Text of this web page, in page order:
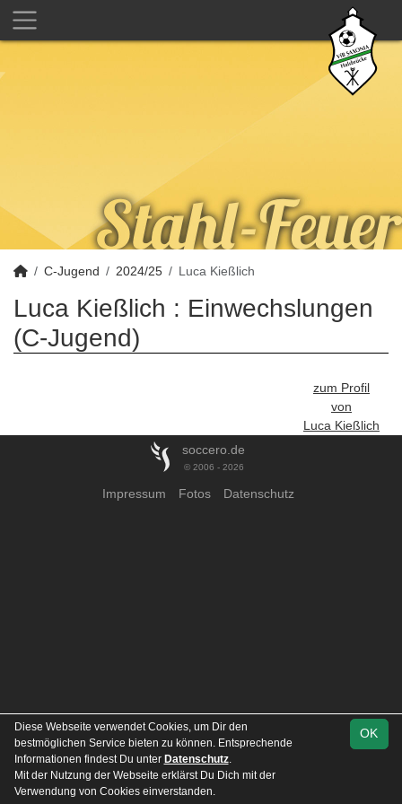
C-Jugend 2024/25 Luca Kießlich
Luca Kießlich : Einwechslungen
(C-Jugend)
zum Profil
von
Luca Kießlich
soccero.de
© 2006 - 2026
Impressum Fotos Datenschutz
OK
Diese Webseite verwendet Cookies, um Dir den
bestmöglichen Service bieten zu können. Entsprechende
Informationen findest Du unter Datenschutz.
Mit der Nutzung der Webseite erklärst Du Dich mit der
Verwendung von Cookies einverstanden.